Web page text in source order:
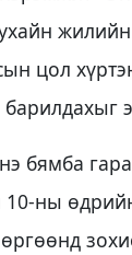
цол
бямба
10-ны